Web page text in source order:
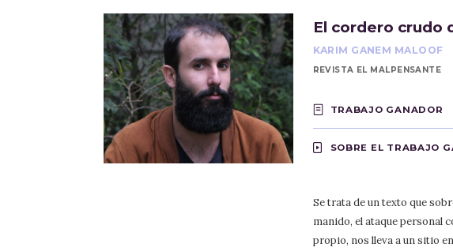
El cordero crudo
KARIM GANEM MALOOF
REVISTA EL MALPENSANTE
TRABAJO GANADOR
SOBRE EL TRABAJO
Se trata de un texto que
manido, el ataque personal
propio, nos lleva a un sitio